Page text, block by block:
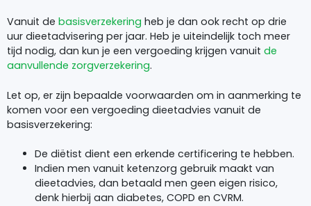
Vanuit de basisverzekering heb je dan ook recht op drie
uur dieetadvisering per jaar. Heb je uiteindelijk toch meer
tijd nodig, dan kun je een vergoeding krijgen vanuit de
aanvullende zorgverzekering.
Let op, er zijn bepaalde voorwaarden om in aanmerking te
komen voor een vergoeding dieetadvies vanuit de
basisverzekering:
De diëtist dient een erkende certificering te hebben.
Indien men vanuit ketenzorg gebruik maakt van
dieetadvies, dan betaald men geen eigen risico,
denk hierbij aan diabetes, COPD en CVRM.